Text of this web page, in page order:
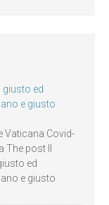
giusto ed
e giusto
Vaticana Covid-
post Il
ed
e giusto